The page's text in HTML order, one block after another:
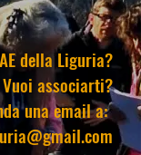
della Liguria?
Vuoi associarti?
una email a: